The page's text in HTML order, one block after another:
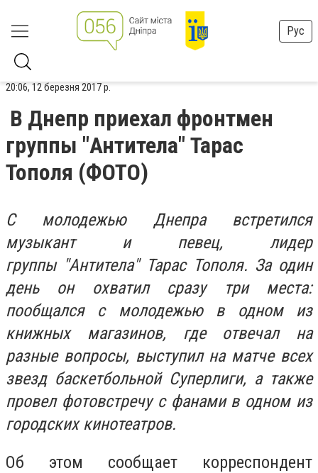
Рус
20:06, 12 березня 2017 р.
В Днепр приехал фронтмен
группы "Антитела" Тарас
Тополя (ФОТО)
С молодежью Днепра встретился
музыкант и певец, лидер
группы "Антитела" Тарас Тополя. За один
день он охватил сразу три места:
пообщался с молодежью в одном из
книжных магазинов, где отвечал на
разные вопросы, выступил на матче всех
звезд баскетбольной Суперлиги, а также
провел фотовстречу с фанами в одном из
городских кинотеатров.
Об этом сообщает корреспондент